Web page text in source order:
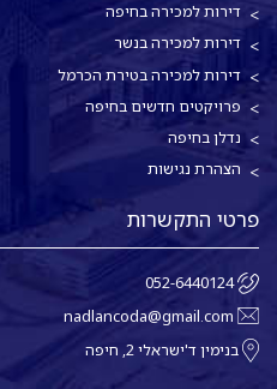
דירות למכירה בחיפה
דירות למכירה בנשר
דירות למכירה בטירת הכרמל
פרויקטים חדשים בחיפה
נדלן בחיפה
הצהרת נגישות
פרטי התקשרות
052-6440124
nadlancoda@gmail.com
בנימין ד'ישראלי 2, חיפה